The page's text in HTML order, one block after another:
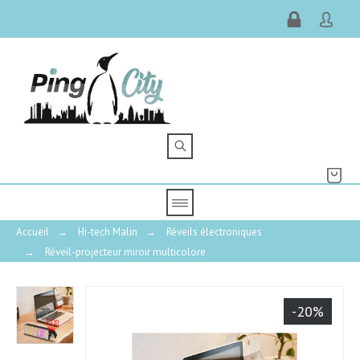
Accueil → Hi-tech Malin →
Réveils électroniques
→
Réveil-projecteur miroir multicolore
-20%
Avis vérifié